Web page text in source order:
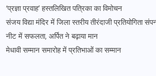
‘प्रज्ञा प्रवाह’ हस्तलिखित पत्रिका का विमोचन
संजय विद्या मंदिर में जिला स्तरीय तीरंदाजी प्रतियोगिता
नीट में सफलता, अर्पित ने बढ़ाया मान
मेधावी सम्मान समारोह में प्रतिभाओं का सम्मान